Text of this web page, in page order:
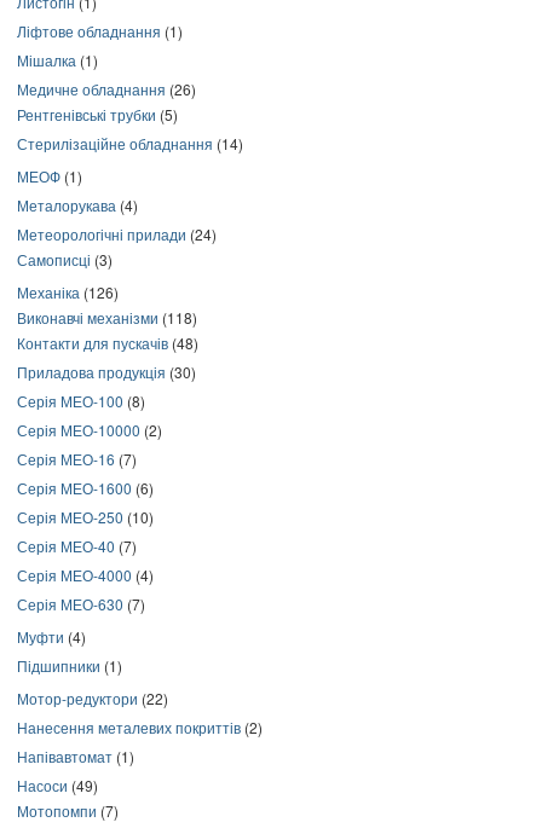
Ліфтове обладнання (1)
Мішалка (1)
Медичне обладнання (26)
Рентгенівські трубки (5)
Стерилізаційне обладнання (14)
МЕОФ (1)
Металорукава (4)
Метеорологічні прилади (24)
Самописці (3)
Механіка (126)
Виконавчі механізми (118)
Контакти для пускачів (48)
Приладова продукція (30)
Серія МЕО-100 (8)
Серія МЕО-10000 (2)
Серія МЕО-16 (7)
Серія МЕО-1600 (6)
Серія МЕО-250 (10)
Серія МЕО-40 (7)
Серія МЕО-4000 (4)
Серія МЕО-630 (7)
Муфти (4)
Підшипники (1)
Мотор-редуктори (22)
Нанесення металевих покриттів (2)
Напівавтомат (1)
Насоси (49)
Мотопомпи (7)